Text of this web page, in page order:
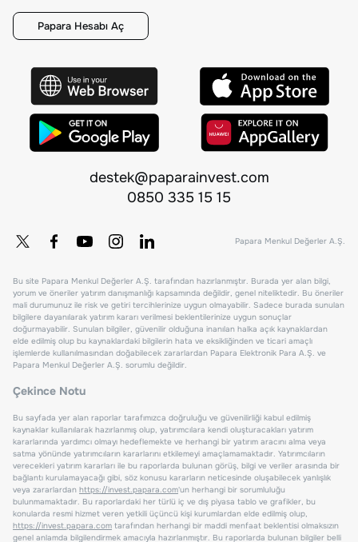
Papara Hesabı Aç
destek@paparainvest.com
0850 335 15 15
Papara Menkul Değerler A.Ş.
Bu site Papara Menkul Değerler A.Ş. tarafından hazırlanmıştır. Burada yer alan bilgi,
yorum ve öneriler yatırım danışmanlığı kapsamında değildir, genel niteliktedir. Bu öneriler
mali durumunuz ile risk ve getiri tercihlerinize uygun olmayabilir. Sadece burada sunulan
bilgilere dayanılarak yatırım kararı verilmesi beklentilerinize uygun sonuçlar
doğurmayabilir. Sunulan bilgiler, güvenilir olduğuna inanılan halka açık kaynaklardan
elde edilmiş olup bu kaynaklardaki bilgilerin hata ve eksikliğinden ve ticari amaçlı
işlemlerde kullanılmasından doğabilecek zararlardan Papara Elektronik Para A.Ş. ve
Papara Menkul Değerler A.Ş. sorumlu değildir.
Çekince Notu
Bu sayfada yer alan raporlar tarafımızca doğruluğu ve güvenilirliği kabul edilmiş
kaynaklar kullanılarak hazırlanmış olup, yatırımcılara kendi oluşturacakları yatırım
kararlarında yardımcı olmayı hedeflemekte ve herhangi bir yatırım aracını alma veya
satma yönünde yatırımcıların kararlarını etkilemeyi amaçlamamaktadır. Yatırımcıların
verecekleri yatırım kararları ile bu raporlarda bulunan görüş, bilgi ve veriler arasında bir
bağlantı kurulamayacağı gibi, söz konusu kararların neticesinde oluşabilecek yanlışlık
veya zararlardan https://invest.papara.com'un herhangi bir sorumluluğu
bulunmamaktadır. Bu raporlardaki her türlü iç ve dış piyasa tablo ve grafikler, bu
konularda resmi hizmet veren yetkili üçüncü kişi kurumlardan elde edilmiş olup,
https://invest.papara.com tarafından herhangi bir maddi menfaat beklentisi olmaksızın
genel anlamda bilgilendirmek amacıyla hazırlanmıştır. Bu raporlarda bulunan bilgiler belli